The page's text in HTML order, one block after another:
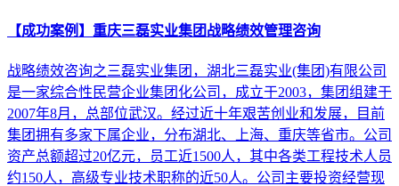
【成功案例】重庆三磊实业集团战略绩效管理咨询
战略绩效咨询之三磊实业集团，湖北三磊实业(集团)有限公司
是一家综合性民营企业集团化公司，成立于2003，集团组建于
2007年8月，总部位武汉。经过近十年艰苦创业和发展，目前
集团拥有多家下属企业，分布湖北、上海、重庆等省市。公司
资产总额超过20亿元，员工近1500人，其中各类工程技术人员
约150人，高级专业技术职称的近50人。公司主要投资经营现